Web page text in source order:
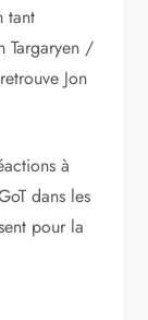
tant
Targaryen /
Jon
à
dans les
pour la